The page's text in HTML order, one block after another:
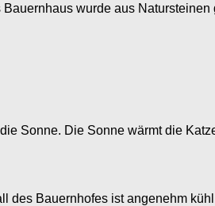
wurde aus
Sonne. Die Sonne wärmt die
des Bauernhofes ist angenehm